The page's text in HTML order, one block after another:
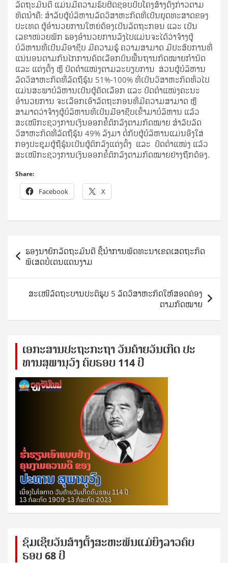
ລັດຖະມົນຕີ ແມ່ນມີຄວາມຮັບຜິດຊອບປັບໂຄງສ້າງດັ່ງກ່າວຕາມ
ທິດນຳຄື: ສໍາລັບຜູ້ບໍລິຫານລັດວິສາຫະກິດທີ່ເປັນຍຸດທະສາດຂອງ
ປະເທດ ຜູ້ອຳນວຍການໃຫຍ່ຕ້ອງເປັນລັດຖະກອນ ແລະ ເປັນ
ເລຂາໜ່ວຍພັກ ຮອງອຳນວຍການລົງໄປແມ່ນຈະໄດ້ວ່າຈ້າງຜູ້
ບໍລິຫານທີ່ເປັນມືອາຊີບ ມີຄວາມຮູ້ ຄວາມສາມາດ ມີປະສົບການທີ່
ແນ່ນອນຕາມກົນໄກການຄັດເລືອກບົນພື້ນຖານກົດໝາຍກໍານົດ
ແລະ ແຕ່ງຕັ້ງ ຫຼື ປົດຕຳແໜ່ງຕາມລະບຽບການ ສ່ວນຜູ້ບໍລິຫານ
ລັດວິສາຫະກິດທີ່ລັດຖືຮຸ້ນ 51%-100% ທີ່ເປັນວິສາຫະກິດທົ່ວໄປ
ແມ່ນສະພາບໍລິຫານເປັນຜູ້ຄັດເລືອກ ແລະ ປົດຕໍາແໜ່ງຄະນະ
ອຳນວຍການ ຈະເລືອກເອົາລັດຖະກອນທີ່ມີຄວາມສາມາດ ຫຼື
ສາມາດວ່າຈ້າງຜູ້ບໍລິຫານທີ່ເປັນມືອາຊີບເຂົ້າມາບໍລິຫານ ແລ້ວ
ສະເໜີກະຊວງການເງິນອອກຂໍ້ຕົກລົງຕາມກົດໝາຍ ສໍາລັບລັດ
ວິສາຫະກິດທີ່ລັດຖືຮຸ້ນ 49% ລົງມາ ຕໍ່ກັບຜູ້ບໍລິຫານແມ່ນອີງໃສ່
ກອງປະຊຸມຜູ້ຖືຮຸ້ນເປັນຜູ້ຕົກລົງແຕ່ງຕັ້ງ ແລະ ປົດຕຳແໜ່ງ ແລ້ວ
ສະເໜີກະຊວງການເງິນອອກຂໍ້ຕົກລົງຕາມກົດໝາຍຢ່າງຖືກຕ້ອງ.
Share:
Facebook X
navigation
ຮອງນາຍົກລັດຖະມົນຕີ ຊີ້ນຳການພັດທະນາເຂດເສດຖະກິດ
ພິເສດບໍ່ເຕນແດນງາມ
ສະເໜີລັດຖະບານປະຕິຮູບ 5 ລັດວິສາຫະກິດໃຫ້ສອດຄ່ອງ
ຕາມກົດໝາຍ
ເອ​ກະ​ສານ​ປະ​ຖະ​ກະ​ຖ​າ ວັນ​ຄ້າຍ​ວັນ​ເກີດ ປ​ະ​
ທານ​ສຸ​ພາ​ນຸ​ວົງ ຄົບ​ຮອບ 114 ປີ
ຊົ​ມ​ເຊີຍ​ວັນ​ສ້າງ​ຕັ້ງ​ສະ​ຫະ​ພັນ​ແມ່​ຍິງ​​ລາວຄົບ​
ຮອບ 68 ປິ